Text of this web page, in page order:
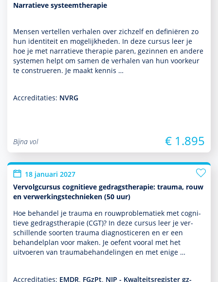
Narratieve systeemtherapie
Mensen vertellen verhalen over zichzelf en definiëren zo
hun identiteit en moge­lijk­heden. In deze cursus leer je
hoe je met narratieve thera­pie paren, gezin­nen en andere
systemen helpt om samen de verhalen van hun voorkeur
te construeren. Je maakt kennis …
Accreditaties: NVRG
Bijna vol € 1.895
18 januari 2027
Vervolgcursus cognitieve gedragstherapie: trauma, rouw
en verwerkingstechnieken (50 uur)
Hoe behan­del je trauma en rouwproble­ma­tiek met cogni­
tieve gedrags­thera­pie (CGT)? In deze cursus leer je ver­
schil­lende soorten trauma diag­nos­ticeren en er een
behan­del­plan voor maken. Je oefent vooral met het
uitvoeren van traumabehan­del­ingen en met enige …
Accreditaties: EMDR, FGzPt, NIP - Kwalteitsregister gz-